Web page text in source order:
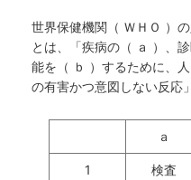
世界保健機関（ ＷＨＯ ）
とは、「疾病の（ ａ ）、
能を（ ｂ ）するために、
の有害かつ意図しない反応
ａ
1 検査